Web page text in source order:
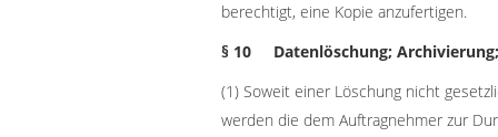
berechtigt, eine Kopie anzufertigen.
§ 10 Datenlöschung;
(1) Soweit einer Löschung nicht
werden die dem Auftragnehmer zur